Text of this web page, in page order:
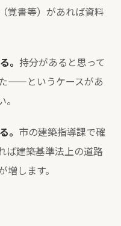
覚書等）があれば資料
。 持分があると思って
——というケースがあ
。 市の建築指導課で確
ば建築基準法上の道路
します。